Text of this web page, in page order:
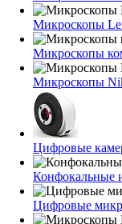
Микроскопы
Микроскопы
Микроскопы
Цифровые
Конфокальные
Цифровые